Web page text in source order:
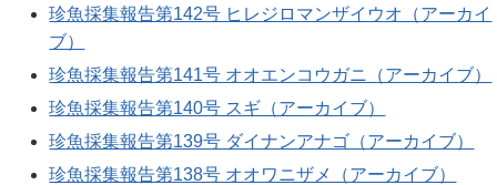
珍魚採集報告第142号 ヒレジロマンザイウオ（アーカイ
ブ）
珍魚採集報告第141号 オオエンコウガニ（アーカイブ）
珍魚採集報告第140号 スギ（アーカイブ）
珍魚採集報告第139号 ダイナンアナゴ（アーカイブ）
珍魚採集報告第138号 オオワニザメ（アーカイブ）